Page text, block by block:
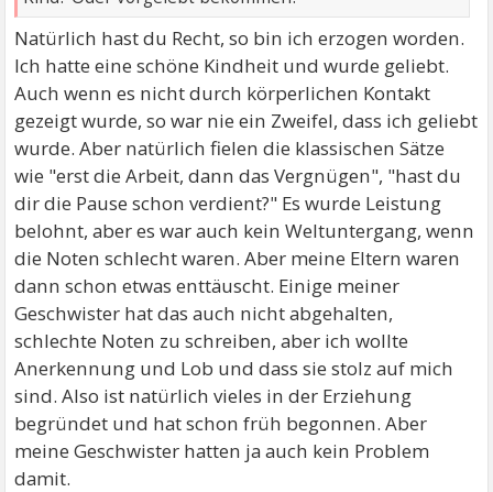
Natürlich hast du Recht, so bin ich erzogen worden.
Ich hatte eine schöne Kindheit und wurde geliebt.
Auch wenn es nicht durch körperlichen Kontakt
gezeigt wurde, so war nie ein Zweifel, dass ich geliebt
wurde. Aber natürlich fielen die klassischen Sätze
wie "erst die Arbeit, dann das Vergnügen", "hast du
dir die Pause schon verdient?" Es wurde Leistung
belohnt, aber es war auch kein Weltuntergang, wenn
die Noten schlecht waren. Aber meine Eltern waren
dann schon etwas enttäuscht. Einige meiner
Geschwister hat das auch nicht abgehalten,
schlechte Noten zu schreiben, aber ich wollte
Anerkennung und Lob und dass sie stolz auf mich
sind. Also ist natürlich vieles in der Erziehung
begründet und hat schon früh begonnen. Aber
meine Geschwister hatten ja auch kein Problem
damit.